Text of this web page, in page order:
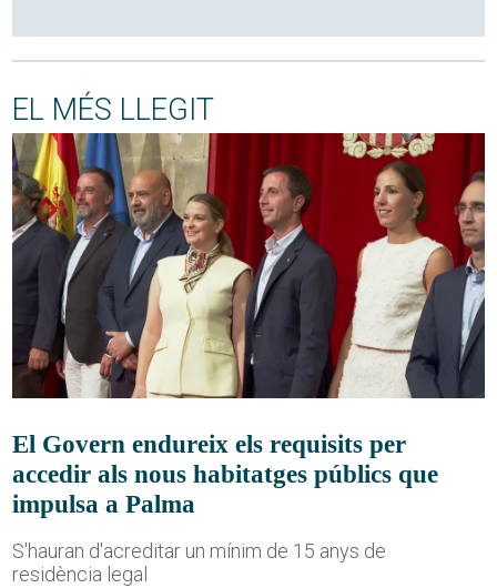
EL MÉS LLEGIT
El Govern endureix els requisits per
accedir als nous habitatges públics que
impulsa a Palma
S'hauran d'acreditar un mínim de 15 anys de
residència legal